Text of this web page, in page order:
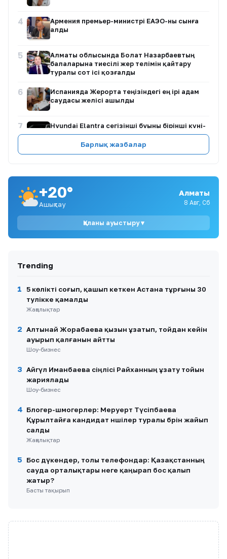
4
Армения премьер-министрі ЕАЭО-ны сынға
алды
5
Алматы облысында Болат Назарбаевтың
балаларына тиесілі жер телімін қайтару
туралы сот ісі қозғалды
6
Испанияда Жерорта теңізіндегі ең ірі адам
саудасы желісі ашылды
7
Hyundai Elantra сегізінші буыны бірінші күні-
ақ рекорд жасады
9
Алматыдағы «Байсат» базары 24,8 млрд
теңгеге сатылды
10
Мемлекет басшысы кинорежиссер Ардақ
Барлық жазбалар
+20°
Ашықтау
Алматы
8 Авг, Сб
Қаланы ауыстыру ▾
Trending
1
5 көлікті соғып, қашып кеткен Астана тұрғыны 30
тәулікке қамалды
Жаңалықтар
2 Алтынай Жорабаева қызын ұзатып, тойдан кейін
ауырып қалғанын айтты
Шоу-бизнес
3 Айгүл Иманбаева сіңлісі Райханның ұзату тойын
жариялады
Шоу-бизнес
4 Блогер-шмогерлер: Меруерт Түсіпбаева
Құрылтайға кандидат әншілер туралы бәрін жайып
салды
Жаңалықтар
5
Бос дүкендер, толы телефондар: Қазақстанның
сауда орталықтары неге қаңырап бос қалып
жатыр?
Басты тақырып